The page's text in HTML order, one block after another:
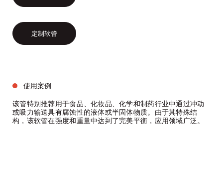
定制软管
使用案例
该管特别推荐用于食品、化妆品、化学和制药行业中通过冲动
或吸力输送具有腐蚀性的液体或半固体物质。由于其特殊结
构，该软管在强度和重量中达到了完美平衡，应用领域广泛。